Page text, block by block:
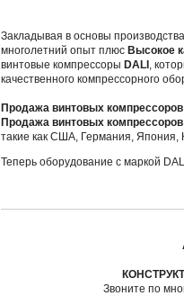
Закладывая в основы
многолетний опыт плюс Высокое
винтовые компрессоры DALI,
качественного компрессорного
Продажа винтовых
Продажа винтовых
такие как США, Германия, Япония,
Теперь оборудование с маркой
Звоните по